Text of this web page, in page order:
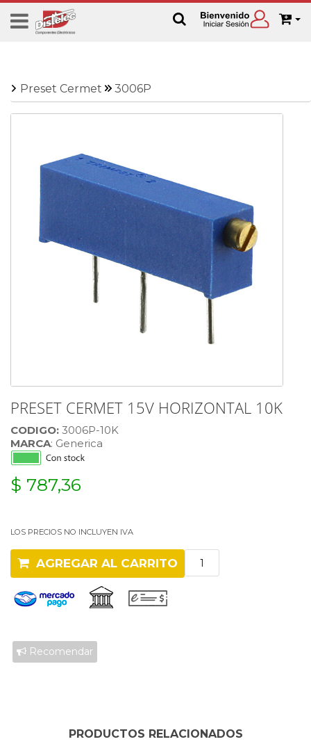
Preset Cermet 3006P
PRESET CERMET 15V HORIZONTAL 10K
CODIGO: 3006P-10K
MARCA: Generica
$ 787,36
LOS PRECIOS NO INCLUYEN IVA
AGREGAR AL CARRITO
Recomendar
PRODUCTOS RELACIONADOS